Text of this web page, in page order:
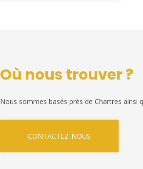
Où nous trouver ?
Nous sommes basés près de Chartres ainsi
CONTACTEZ-NOUS